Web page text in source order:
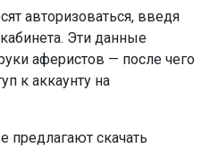
авторизоваться, введя
Эти данные
аферистов — после чего
к аккаунту на
предлагают скачать